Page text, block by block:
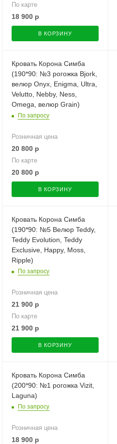
По карте
18 900 р
В КОРЗИНУ
Кровать Корона Симба
(190*90: №3 рогожка Bjork,
велюр Onyx, Enigma, Ultra,
Velutto, Nebby, Ness,
Omega, велюр Grain)
По запросу
Розничная цена
20 800 р
По карте
20 800 р
В КОРЗИНУ
Кровать Корона Симба
(190*90: №5 Велюр Teddy,
Teddy Evolution, Teddy
Exclusive, Happy, Moss,
Ripple)
По запросу
Розничная цена
21 900 р
По карте
21 900 р
В КОРЗИНУ
Кровать Корона Симба
(200*90: №1 рогожка Vizit,
Laguna)
По запросу
Розничная цена
18 900 р